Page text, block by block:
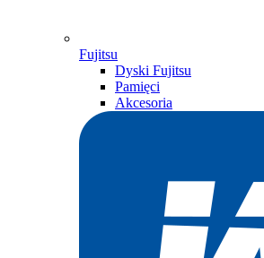
Fujitsu
Dyski Fujitsu
Pamięci
Akcesoria